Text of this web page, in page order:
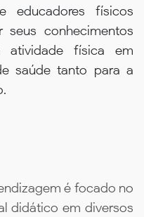
educadores físicos
seus conhecimentos
atividade física em
saúde tanto para a
é focado no
didático em diversos